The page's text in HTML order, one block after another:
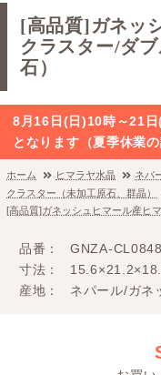
[高品質]ガネッ
クラスター/ダ
石）
8月16日(日)10時～21
となります（夏季休業の
ホーム ヒマラヤ水晶
ネパ
クラスター（未加工原石、群晶）
[高品質]ガネッシュヒマール産ヒ
品番
GNZA-CL0848
寸法
産地
ネパール/ガネ